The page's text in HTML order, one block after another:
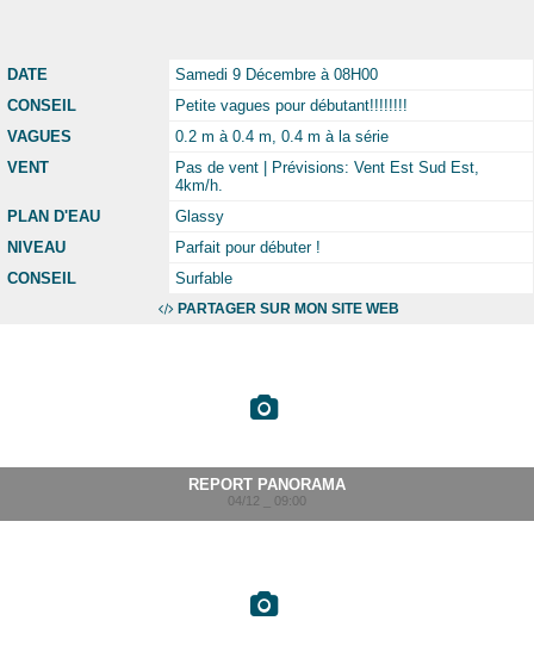
DATE
Samedi 9 Décembre à 08H00
CONSEIL
Petite vagues pour débutant!!!!!!!!
VAGUES
0.2 m à 0.4 m, 0.4 m à la série
VENT
Pas de vent | Prévisions: Vent Est Sud Est,
4km/h.
PLAN D'EAU
Glassy
NIVEAU
Parfait pour débuter !
CONSEIL
Surfable
PARTAGER SUR MON SITE WEB
REPORT PANORAMA
04/12 _ 09:00